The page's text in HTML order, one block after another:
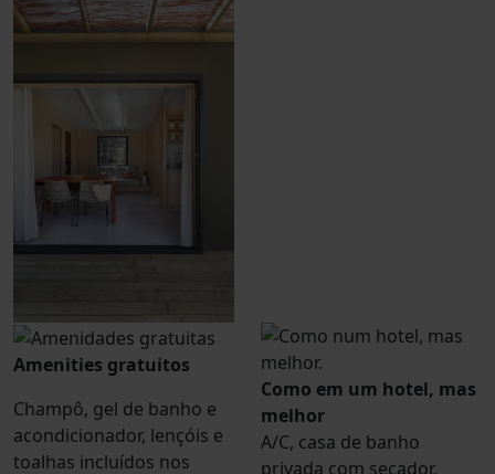
Amenities gratuitos
Champô, gel de banho e
acondicionador, lençóis e
toalhas incluídos nos
Como em um hotel, mas
melhor
A/C, casa de banho
privada com secador,